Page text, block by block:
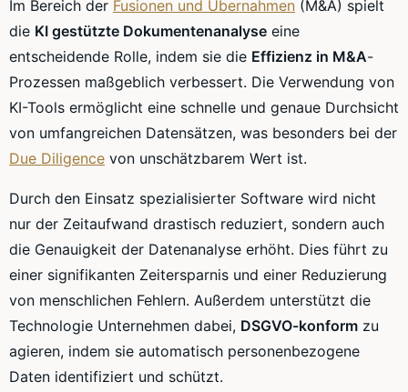
Im Bereich der Fusionen und Übernahmen (M&A) spielt
die KI gestützte Dokumentenanalyse eine
entscheidende Rolle, indem sie die Effizienz in M&A-
Prozessen maßgeblich verbessert. Die Verwendung von
KI-Tools ermöglicht eine schnelle und genaue Durchsicht
von umfangreichen Datensätzen, was besonders bei der
Due Diligence von unschätzbarem Wert ist.
Durch den Einsatz spezialisierter Software wird nicht
nur der Zeitaufwand drastisch reduziert, sondern auch
die Genauigkeit der Datenanalyse erhöht. Dies führt zu
einer signifikanten Zeitersparnis und einer Reduzierung
von menschlichen Fehlern. Außerdem unterstützt die
Technologie Unternehmen dabei, DSGVO-konform zu
agieren, indem sie automatisch personenbezogene
Daten identifiziert und schützt.